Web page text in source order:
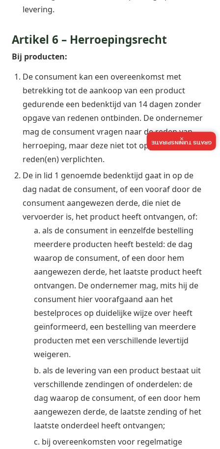
levering.
Artikel 6 – Herroepingsrecht
Bij producten:
De consument kan een overeenkomst met
betrekking tot de aankoop van een product
gedurende een bedenktijd van 14 dagen zonder
opgave van redenen ontbinden. De ondernemer
mag de consument vragen naar de reden van
herroeping, maar deze niet tot opgave van zijn
reden(en) verplichten.
De in lid 1 genoemde bedenktijd gaat in op de
dag nadat de consument, of een vooraf door de
consument aangewezen derde, die niet de
vervoerder is, het product heeft ontvangen, of:
a. als de consument in eenzelfde bestelling
meerdere producten heeft besteld: de dag
waarop de consument, of een door hem
aangewezen derde, het laatste product heeft
ontvangen. De ondernemer mag, mits hij de
consument hier voorafgaand aan het
bestelproces op duidelijke wijze over heeft
geïnformeerd, een bestelling van meerdere
producten met een verschillende levertijd
weigeren.
b. als de levering van een product bestaat uit
verschillende zendingen of onderdelen: de
dag waarop de consument, of een door hem
aangewezen derde, de laatste zending of het
laatste onderdeel heeft ontvangen;
c. bij overeenkomsten voor regelmatige
GRATIS TUININSPIRATIE
×